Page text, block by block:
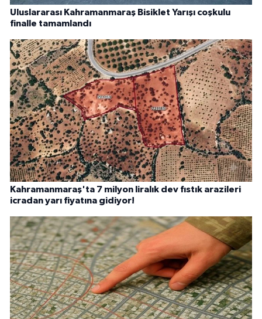
Uluslararası Kahramanmaraş Bisiklet Yarışı coşkulu
finalle tamamlandı
Kahramanmaraş'ta 7 milyon liralık dev fıstık arazileri
icradan yarı fiyatına gidiyor!